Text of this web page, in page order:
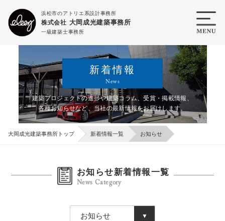
浜松市のアトリエ系設計事務所
株式会社 大岡成光建築事務所
一級建築士事務所
新着情報
News
建築プロジェクトの進捗や建築コラム、受賞・掲載情報、
各種お知らせなど、当社の最新情報をお届けします。
大岡成光建築事務所トップ 新着情報一覧 お知らせ
お知らせ新着情報一覧
News Category